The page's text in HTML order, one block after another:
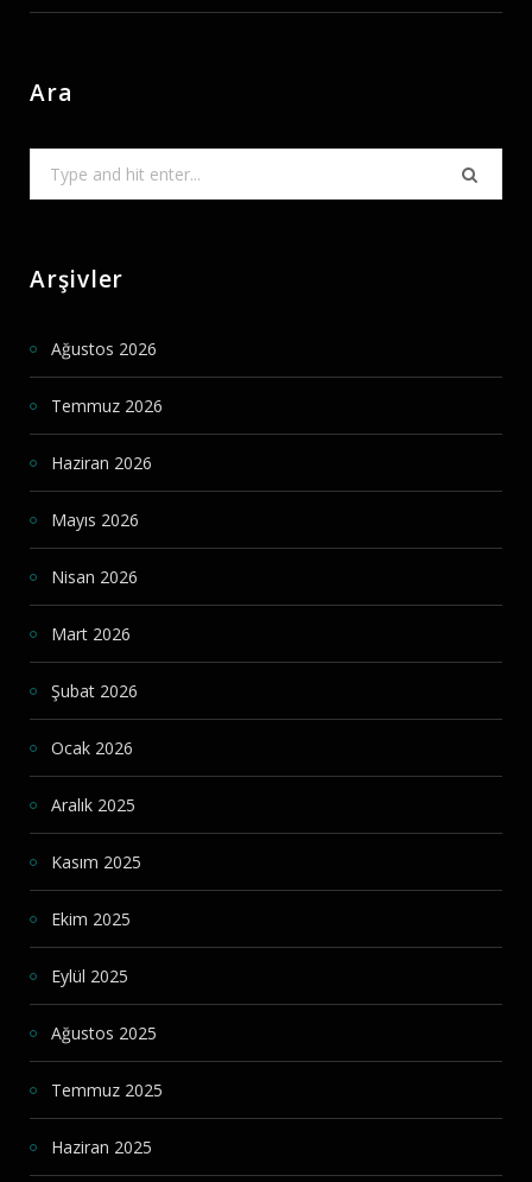
Ara
for:
Arşivler
Ağustos 2026
Temmuz 2026
Haziran 2026
Mayıs 2026
Nisan 2026
Mart 2026
Şubat 2026
Ocak 2026
Aralık 2025
Kasım 2025
Ekim 2025
Eylül 2025
Ağustos 2025
Temmuz 2025
Haziran 2025